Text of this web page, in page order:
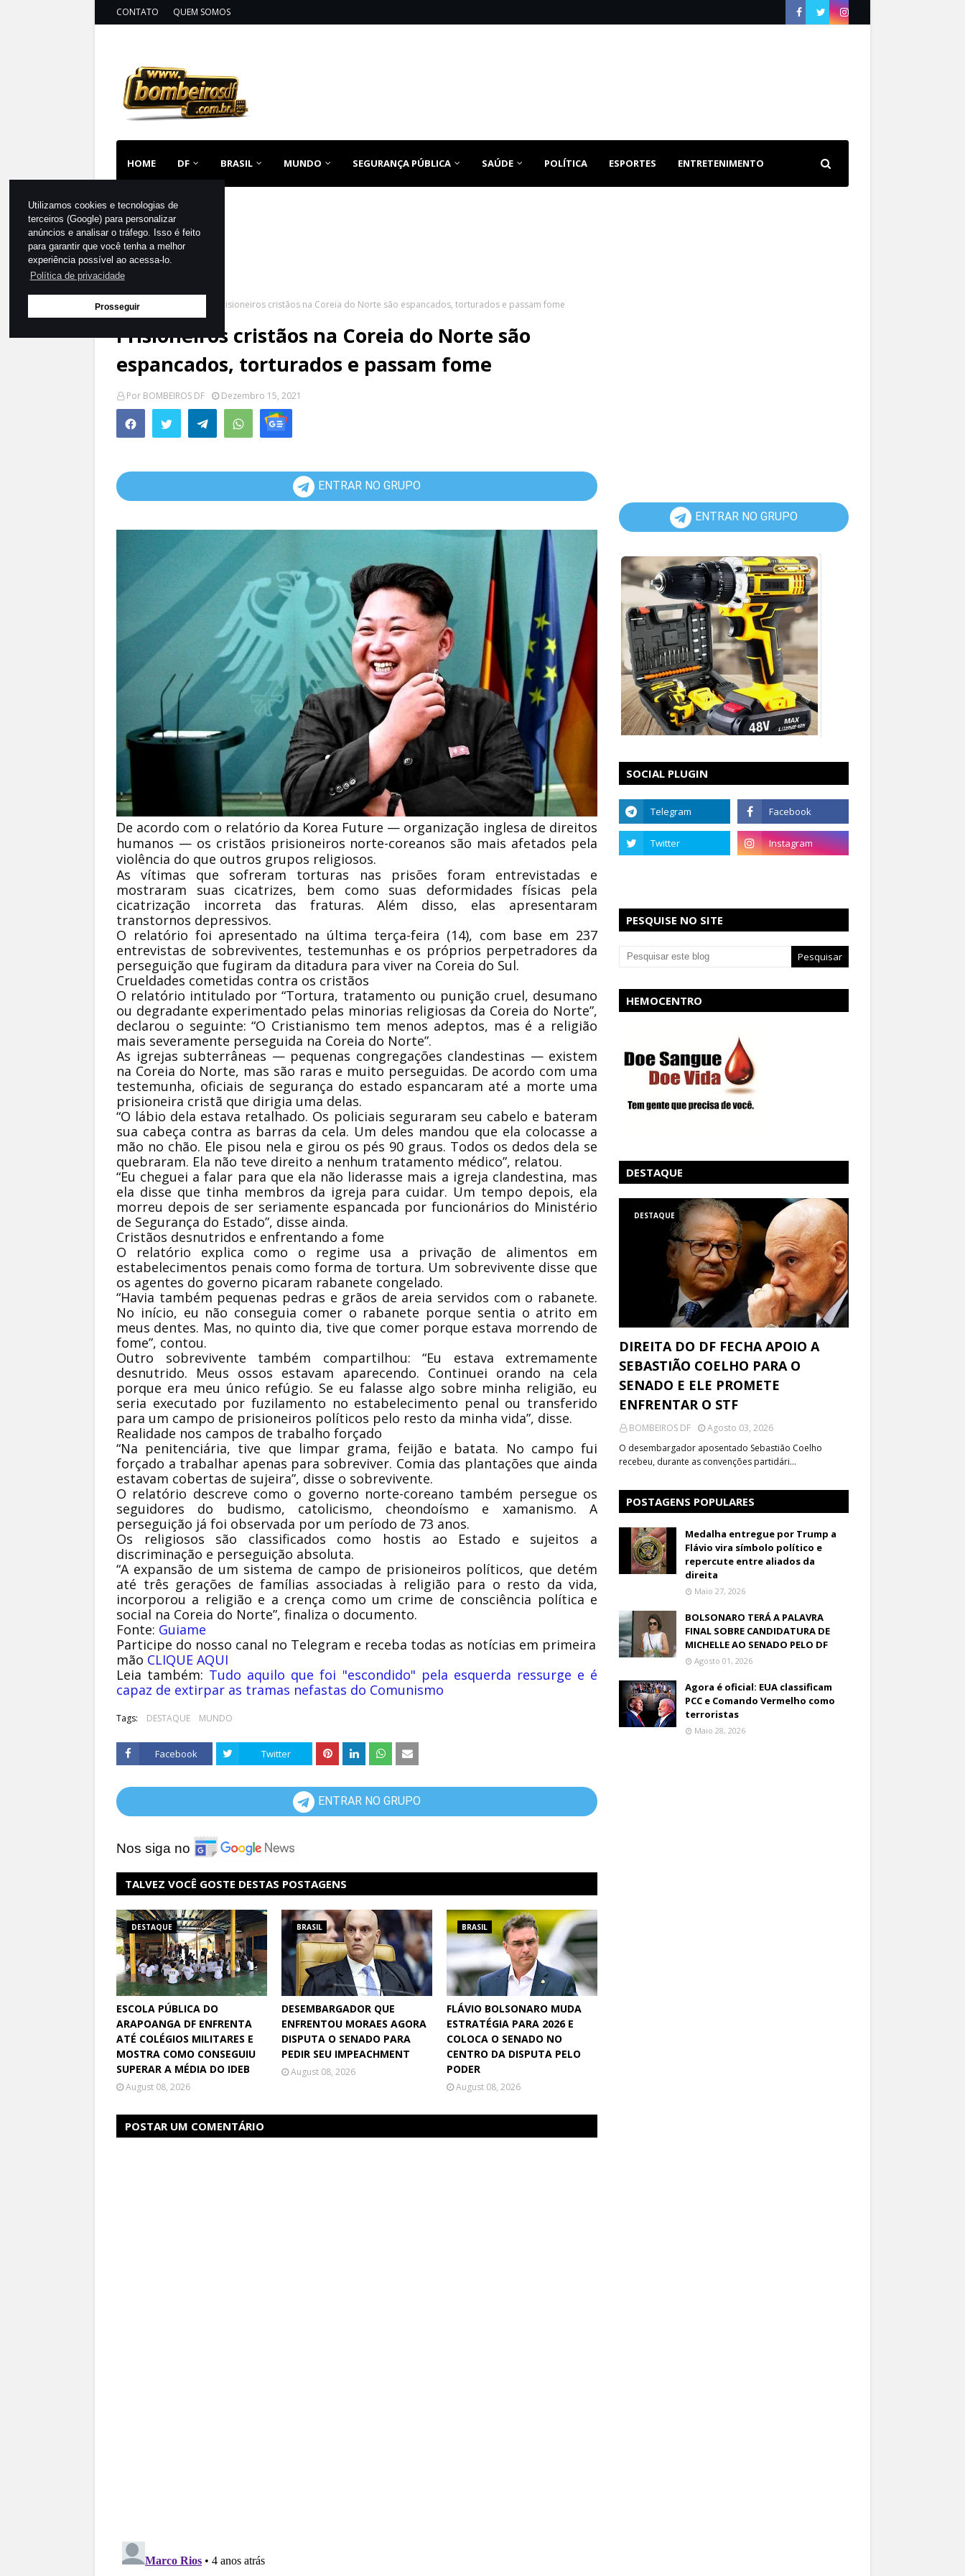
Utilizamos cookies e tecnologias de
terceiros (Google) para personalizar
anúncios e analisar o tráfego. Isso é feito
para garantir que você tenha a melhor
experiência possível ao acessa-lo.
Política de privacidade
Prosseguir
CONTATO QUEM SOMOS
HOME DF BRASIL MUNDO SEGURANÇA PÚBLICA SAÚDE POLÍTICA ESPORTES ENTRETENIMENTO
Página inicial Prisioneiros cristãos na Coreia do Norte são espancados, torturados e passam fome
Prisioneiros cristãos na Coreia do Norte são
espancados, torturados e passam fome
Por BOMBEIROS DF Dezembro 15, 2021
ENTRAR NO GRUPO
De acordo com o relatório da Korea Future — organização inglesa de direitos
humanos — os cristãos prisioneiros norte-coreanos são mais afetados pela
violência do que outros grupos religiosos.
As vítimas que sofreram torturas nas prisões foram entrevistadas e
mostraram suas cicatrizes, bem como suas deformidades físicas pela
cicatrização incorreta das fraturas. Além disso, elas apresentaram
transtornos depressivos.
O relatório foi apresentado na última terça-feira (14), com base em 237
entrevistas de sobreviventes, testemunhas e os próprios perpetradores da
perseguição que fugiram da ditadura para viver na Coreia do Sul.
Crueldades cometidas contra os cristãos
O relatório intitulado por “Tortura, tratamento ou punição cruel, desumano
ou degradante experimentado pelas minorias religiosas da Coreia do Norte”,
declarou o seguinte: “O Cristianismo tem menos adeptos, mas é a religião
mais severamente perseguida na Coreia do Norte”.
As igrejas subterrâneas — pequenas congregações clandestinas — existem
na Coreia do Norte, mas são raras e muito perseguidas. De acordo com uma
testemunha, oficiais de segurança do estado espancaram até a morte uma
prisioneira cristã que dirigia uma delas.
“O lábio dela estava retalhado. Os policiais seguraram seu cabelo e bateram
sua cabeça contra as barras da cela. Um deles mandou que ela colocasse a
mão no chão. Ele pisou nela e girou os pés 90 graus. Todos os dedos dela se
quebraram. Ela não teve direito a nenhum tratamento médico”, relatou.
“Eu cheguei a falar para que ela não liderasse mais a igreja clandestina, mas
ela disse que tinha membros da igreja para cuidar. Um tempo depois, ela
morreu depois de ser seriamente espancada por funcionários do Ministério
de Segurança do Estado”, disse ainda.
Cristãos desnutridos e enfrentando a fome
O relatório explica como o regime usa a privação de alimentos em
estabelecimentos penais como forma de tortura. Um sobrevivente disse que
os agentes do governo picaram rabanete congelado.
“Havia também pequenas pedras e grãos de areia servidos com o rabanete.
No início, eu não conseguia comer o rabanete porque sentia o atrito em
meus dentes. Mas, no quinto dia, tive que comer porque estava morrendo de
fome”, contou.
Outro sobrevivente também compartilhou: “Eu estava extremamente
desnutrido. Meus ossos estavam aparecendo. Continuei orando na cela
porque era meu único refúgio. Se eu falasse algo sobre minha religião, eu
seria executado por fuzilamento no estabelecimento penal ou transferido
para um campo de prisioneiros políticos pelo resto da minha vida”, disse.
Realidade nos campos de trabalho forçado
“Na penitenciária, tive que limpar grama, feijão e batata. No campo fui
forçado a trabalhar apenas para sobreviver. Comia das plantações que ainda
estavam cobertas de sujeira”, disse o sobrevivente.
O relatório descreve como o governo norte-coreano também persegue os
seguidores do budismo, catolicismo, cheondoísmo e xamanismo. A
perseguição já foi observada por um período de 73 anos.
Os religiosos são classificados como hostis ao Estado e sujeitos a
discriminação e perseguição absoluta.
“A expansão de um sistema de campo de prisioneiros políticos, que detém
até três gerações de famílias associadas à religião para o resto da vida,
incorporou a religião e a crença como um crime de consciência política e
social na Coreia do Norte”, finaliza o documento.
Fonte: Guiame
Participe do nosso canal no Telegram e receba todas as notícias em primeira
mão CLIQUE AQUI
Leia também: Tudo aquilo que foi "escondido" pela esquerda ressurge e é
capaz de extirpar as tramas nefastas do Comunismo
Tags: DESTAQUE MUNDO
Facebook Twitter
ENTRAR NO GRUPO
Nos siga no
TALVEZ VOCÊ GOSTE DESTAS POSTAGENS
DESTAQUE
ESCOLA PÚBLICA DO
ARAPOANGA DF ENFRENTA
ATÉ COLÉGIOS MILITARES E
MOSTRA COMO CONSEGUIU
SUPERAR A MÉDIA DO IDEB
August 08, 2026
BRASIL
DESEMBARGADOR QUE
ENFRENTOU MORAES AGORA
DISPUTA O SENADO PARA
PEDIR SEU IMPEACHMENT
August 08, 2026
BRASIL
FLÁVIO BOLSONARO MUDA
ESTRATÉGIA PARA 2026 E
COLOCA O SENADO NO
CENTRO DA DISPUTA PELO
PODER
August 08, 2026
POSTAR UM COMENTÁRIO
ENTRAR NO GRUPO
SOCIAL PLUGIN
PESQUISE NO SITE
HEMOCENTRO
DESTAQUE
DESTAQUE
DIREITA DO DF FECHA APOIO A
SEBASTIÃO COELHO PARA O
SENADO E ELE PROMETE
ENFRENTAR O STF
BOMBEIROS DF
Agosto 03, 2026
O desembargador aposentado Sebastião Coelho
recebeu, durante as convenções partidári…
POSTAGENS POPULARES
Medalha entregue por Trump a
Flávio vira símbolo político e
repercute entre aliados da
direita
Maio 27, 2026
BOLSONARO TERÁ A PALAVRA
FINAL SOBRE CANDIDATURA DE
MICHELLE AO SENADO PELO DF
Agosto 01, 2026
Agora é oficial: EUA classificam
PCC e Comando Vermelho como
terroristas
Maio 28, 2026